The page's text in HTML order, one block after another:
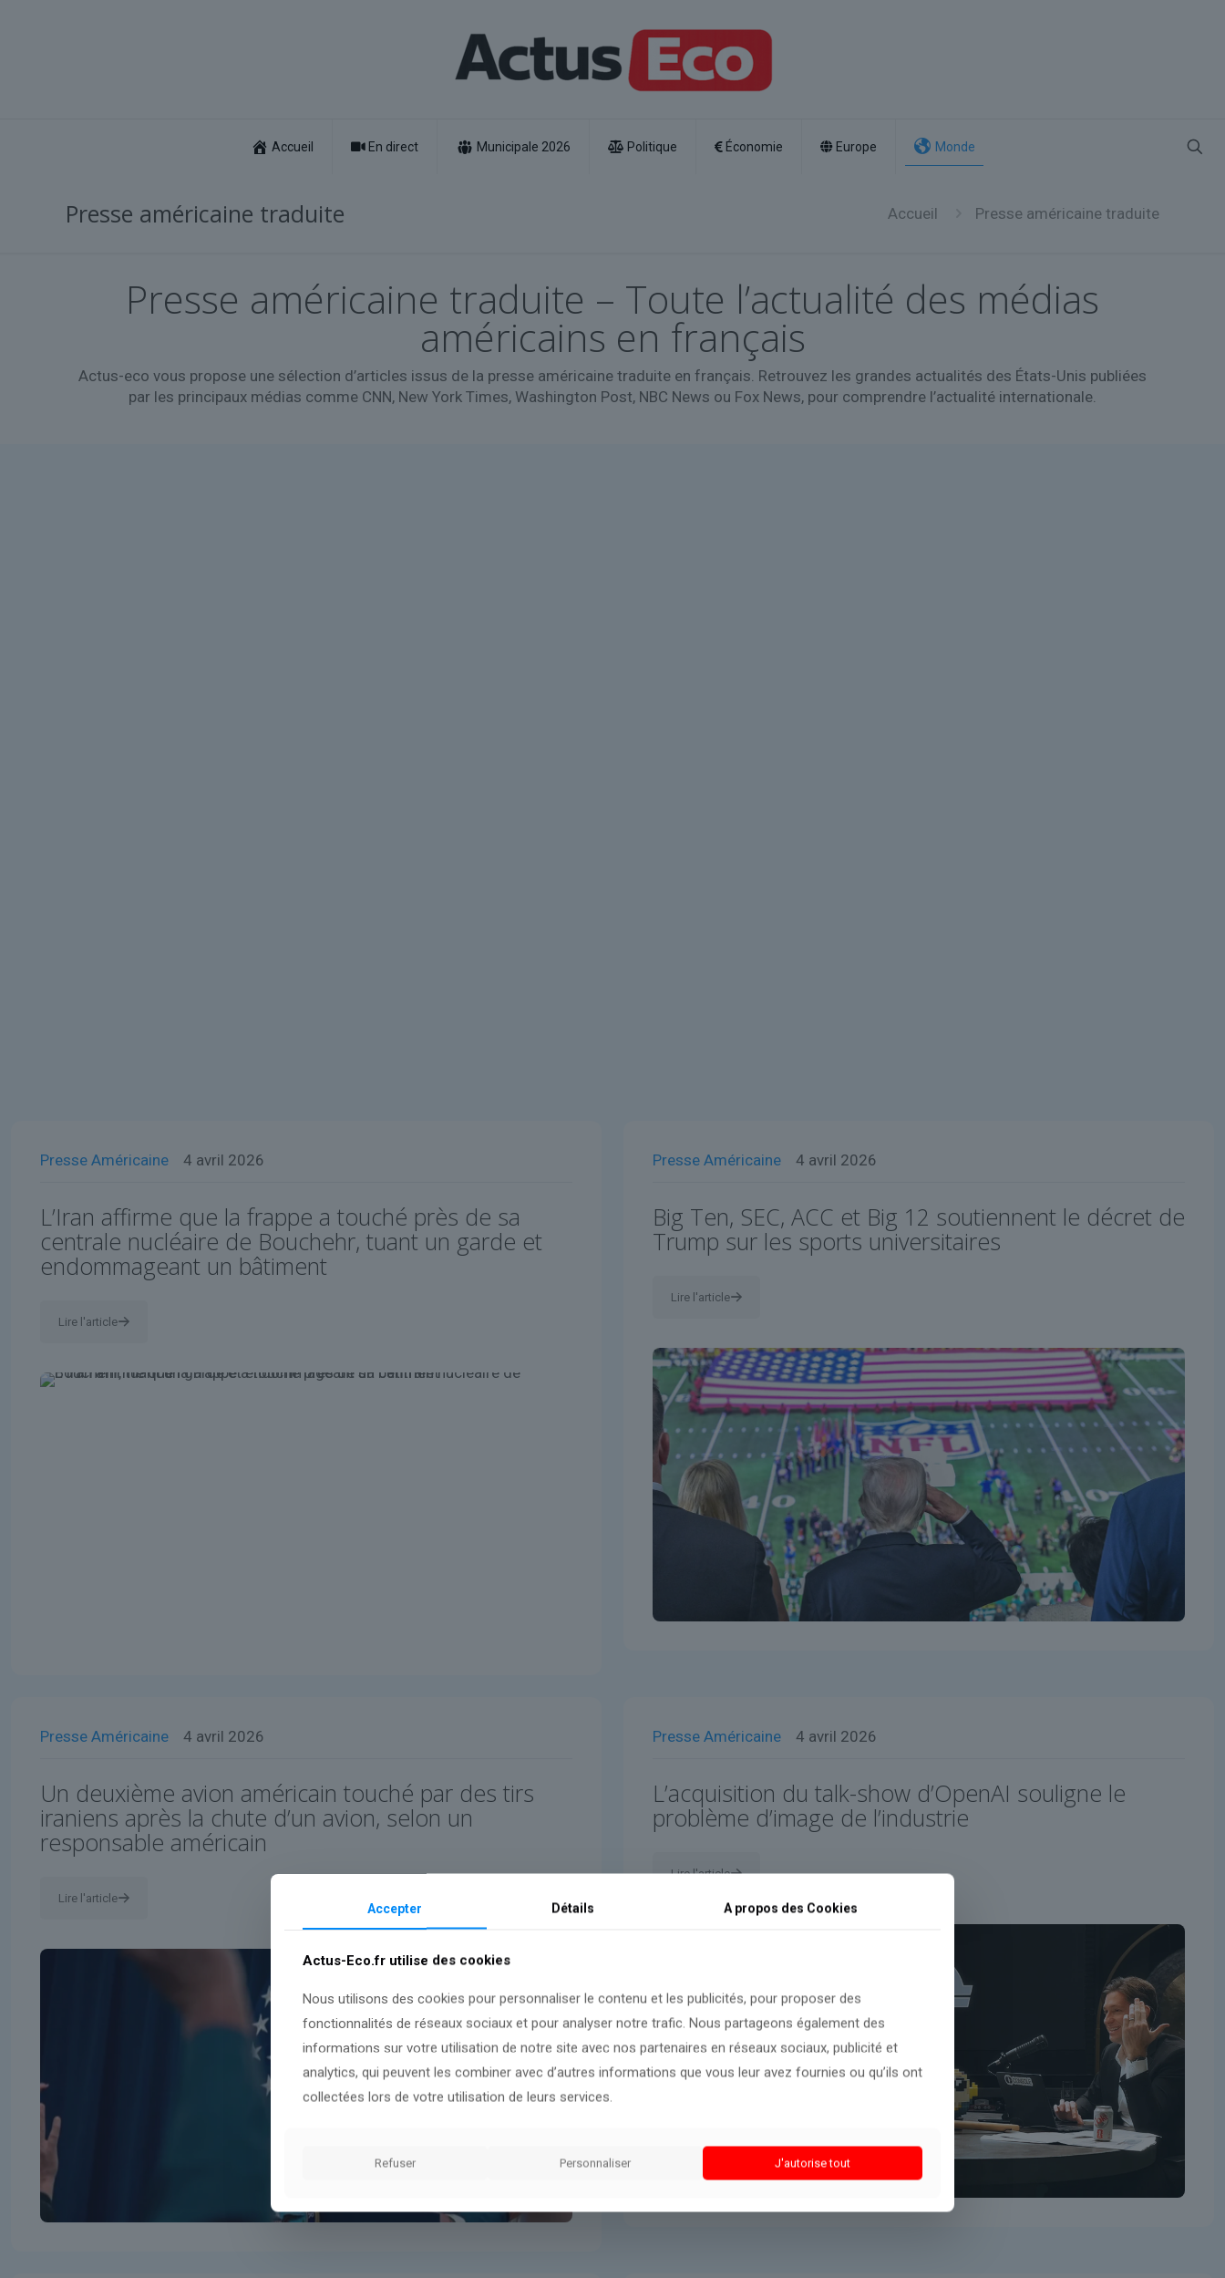
Accueil En direct Municipale 2026 Politique Économie Europe Monde
Presse américaine traduite Accueil Presse américaine traduite
Presse américaine traduite – Toute l’actualité des médias
américains en français
Actus-eco vous propose une sélection d’articles issus de la presse américaine traduite en français. Retrouvez les grandes actualités des États-Unis publiées
par les principaux médias comme CNN, New York Times, Washington Post, NBC News ou Fox News, pour comprendre l’actualité internationale.
Presse Américaine 4 avril 2026
L’Iran affirme que la frappe a touché près de sa
centrale nucléaire de Bouchehr, tuant un garde et
endommageant un bâtiment
Lire l'article
Presse Américaine 4 avril 2026
Big Ten, SEC, ACC et Big 12 soutiennent le décret de
Trump sur les sports universitaires
Lire l'article
Presse Américaine 4 avril 2026
Un deuxième avion américain touché par des tirs
iraniens après la chute d’un avion, selon un
responsable américain
Lire l'article
Presse Américaine 4 avril 2026
L’acquisition du talk-show d’OpenAI souligne le
problème d’image de l’industrie
Lire l'article
Accepter Détails A propos des Cookies
Actus-Eco.fr utilise des cookies
Nous utilisons des cookies pour personnaliser le contenu et les publicités, pour proposer des
fonctionnalités de réseaux sociaux et pour analyser notre trafic. Nous partageons également des
informations sur votre utilisation de notre site avec nos partenaires en réseaux sociaux, publicité et
analytics, qui peuvent les combiner avec d’autres informations que vous leur avez fournies ou qu’ils ont
collectées lors de votre utilisation de leurs services.
Refuser Personnaliser J'autorise tout